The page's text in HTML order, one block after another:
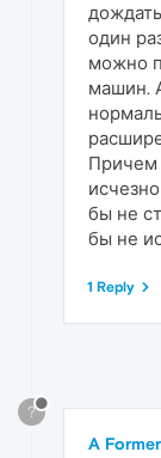
один
можно
машин.
Причем
бы не
бы не
1 Reply
?
A